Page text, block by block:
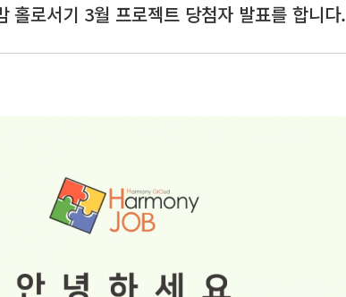
로서기 3월 프로젝트 당첨자 발표를 합니다.